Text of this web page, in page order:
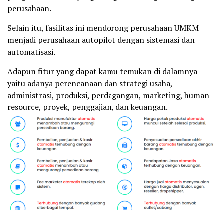
perusahaan.
Selain itu, fasilitas ini mendorong perusahaan UMKM
menjadi perusahaan autopilot dengan sistemasi dan
automatisasi.
Adapun fitur yang dapat kamu temukan di dalamnya
yaitu adanya perencanaan dan strategi usaha,
administrasi, produksi, perdagangan, marketing, human
resource, proyek, penggajian, dan keuangan.